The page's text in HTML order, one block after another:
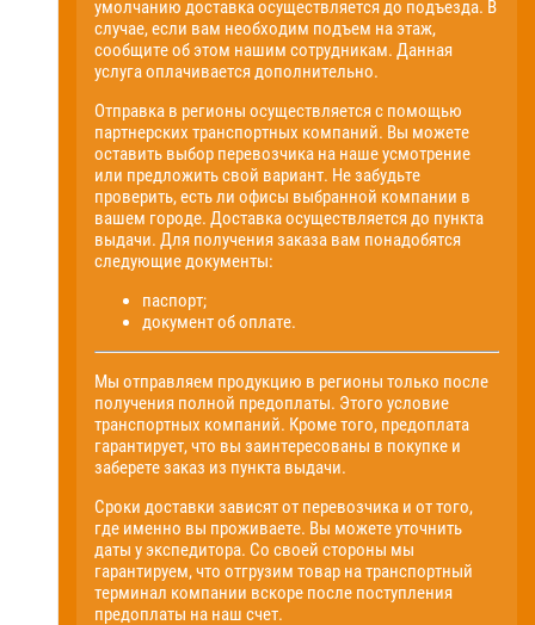
умолчанию доставка осуществляется до подъезда. В
случае, если вам необходим подъем на этаж,
сообщите об этом нашим сотрудникам. Данная
услуга оплачивается дополнительно.
Отправка в регионы осуществляется с помощью
партнерских транспортных компаний. Вы можете
оставить выбор перевозчика на наше усмотрение
или предложить свой вариант. Не забудьте
проверить, есть ли офисы выбранной компании в
вашем городе. Доставка осуществляется до пункта
выдачи. Для получения заказа вам понадобятся
следующие документы:
паспорт;
документ об оплате.
Мы отправляем продукцию в регионы только после
получения полной предоплаты. Этого условие
транспортных компаний. Кроме того, предоплата
гарантирует, что вы заинтересованы в покупке и
заберете заказ из пункта выдачи.
Сроки доставки зависят от перевозчика и от того,
где именно вы проживаете. Вы можете уточнить
даты у экспедитора. Со своей стороны мы
гарантируем, что отгрузим товар на транспортный
терминал компании вскоре после поступления
предоплаты на наш счет.